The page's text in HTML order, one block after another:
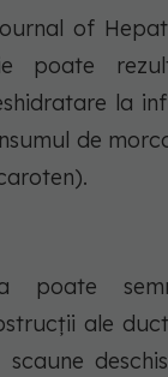
of
poate
la
de
poate
ale